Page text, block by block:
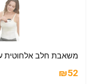
משאבת חלב אלחוטית
₪52